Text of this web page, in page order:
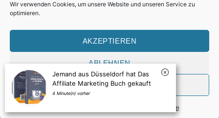
Wir verwenden Cookies, um unsere Website und unseren Service zu
optimieren.
AKZEPTIEREN
ABLEHNEN
VORLIEBEN
Impressum
2026 Expertview. Alle Rechte vorbehalten.